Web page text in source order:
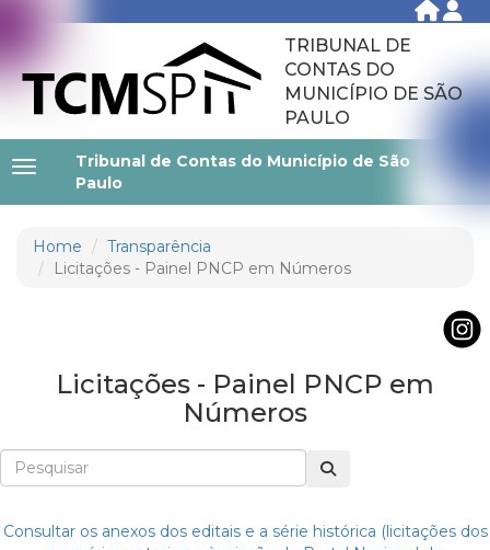
TRIBUNAL DE
CONTAS DO
MUNICÍPIO DE SÃO
PAULO
Tribunal de Contas do Município de São
Paulo
Home
Transparência
Licitações - Painel PNCP em Números
Licitações - Painel PNCP em
Números
Consultar os anexos dos editais e a série histórica (licitações dos